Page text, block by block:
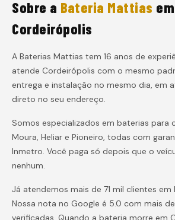
Sobre a Bateria Mattias em
Cordeirópolis
A Baterias Mattias tem 16 anos de
atende Cordeirópolis com o mesmo
entrega e instalação no mesmo dia, em
direto no seu endereço.
Somos especializados em baterias para
Moura, Heliar e Pioneiro, todas com
Inmetro. Você paga só depois que o
nenhum.
Já atendemos mais de 71 mil clientes em
Nossa nota no Google é 5.0 com mais
verificadas. Quando a bateria morre em